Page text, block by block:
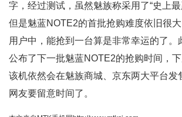
字，经过测试，虽然魅族称采用了“史上最
但是魅蓝NOTE2的首批抢购难度依旧很
用户中，能抢到一台算是非常幸运的了。
公布了下一批魅蓝NOTE2的抢购时间，下
该机依然会在魅族商城、京东两大平台发
网友要留意时间了。